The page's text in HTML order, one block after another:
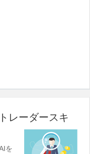
レーダースキ
を